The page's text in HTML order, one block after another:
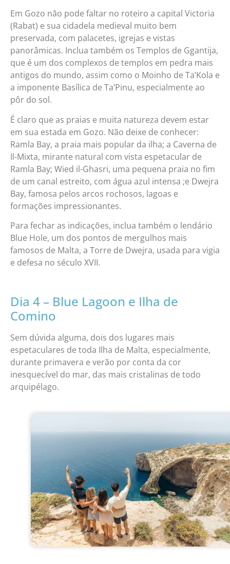
Em Gozo não pode faltar no roteiro a capital Victoria
(Rabat) e sua cidadela medieval muito bem
preservada, com palacetes, igrejas e vistas
panorâmicas. Inclua também os Templos de Ggantija,
que é um dos complexos de templos em pedra mais
antigos do mundo, assim como o Moinho de Ta’Kola e
a imponente Basílica de Ta’Pinu, especialmente ao
pôr do sol.
É claro que as praias e muita natureza devem estar
em sua estada em Gozo. Não deixe de conhecer:
Ramla Bay, a praia mais popular da ilha; a Caverna de
Il-Mixta, mirante natural com vista espetacular de
Ramla Bay; Wied il-Ghasri, uma pequena praia no fim
de um canal estreito, com água azul intensa ;e Dwejra
Bay, famosa pelos arcos rochosos, lagoas e
formações impressionantes.
Para fechar as indicações, inclua também o lendário
Blue Hole, um dos pontos de mergulhos mais
famosos de Malta, a Torre de Dwejra, usada para vigia
e defesa no século XVII.
Dia 4 – Blue Lagoon e Ilha de
Comino
Sem dúvida alguma, dois dos lugares mais
espetaculares de toda Ilha de Malta, especialmente,
durante primavera e verão por conta da cor
inesquecível do mar, das mais cristalinas de todo
arquipélago.